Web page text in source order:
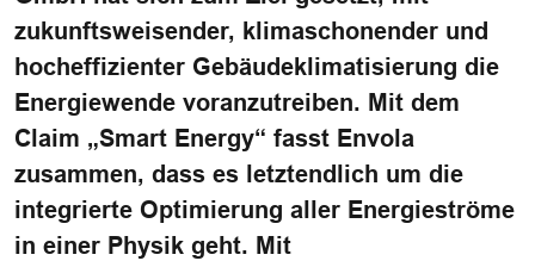
zukunftsweisender, klimaschonender und
hocheffizienter Gebäudeklimatisierung die
Energiewende voranzutreiben. Mit dem
Claim „Smart Energy“ fasst Envola
zusammen, dass es letztendlich um die
integrierte Optimierung aller Energieströme
in einer Physik geht. Mit